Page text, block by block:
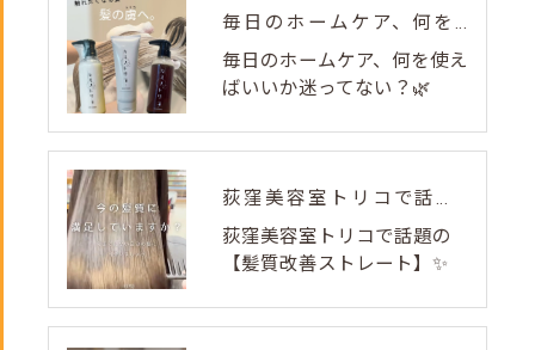
毎日のホームケア、何を使えばいいか迷ってない？🌿
毎日のホームケア、何を使え
ばいいか迷ってない？🌿
荻窪美容室トリコで話題の【髪質改善ストレート】✨
荻窪美容室トリコで話題の
【髪質改善ストレート】✨